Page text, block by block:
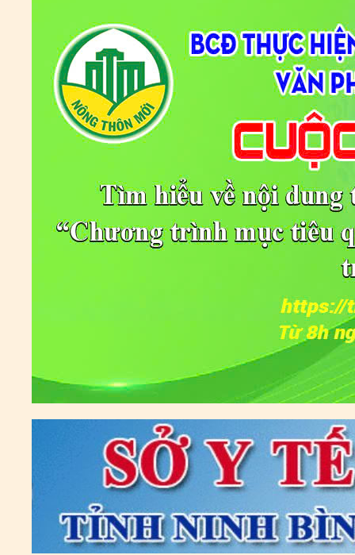
Ngày ban hành: (06/07/2021) - Ngày hiệu lực: (06/07/2021)
Tên:(CẬP NHẬT DANH SÁCH CÁC ĐỊA ĐIỂM NGUY CƠ CẦN KHAI
BÁO Y TẾ THEO THÔNG BÁO KHẨN CỦA BỘ Y TẾ)
Ngày ban hành: (02/07/2021) Ngày hiệu lực: (02/07/2021)